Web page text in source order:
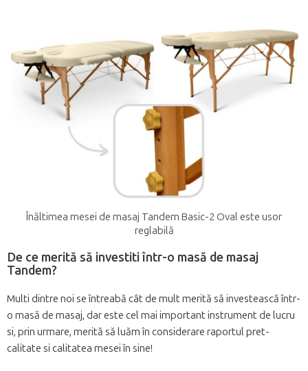
Înăltimea mesei de masaj Tandem Basic-2 Oval este usor
reglabilă
De ce merită să investiti într-o masă de masaj
Tandem?
Multi dintre noi se întreabă cât de mult merită să investească într-
o masă de masaj, dar este cel mai important instrument de lucru
si, prin urmare, merită să luăm în considerare raportul pret-
calitate si calitatea mesei în sine!